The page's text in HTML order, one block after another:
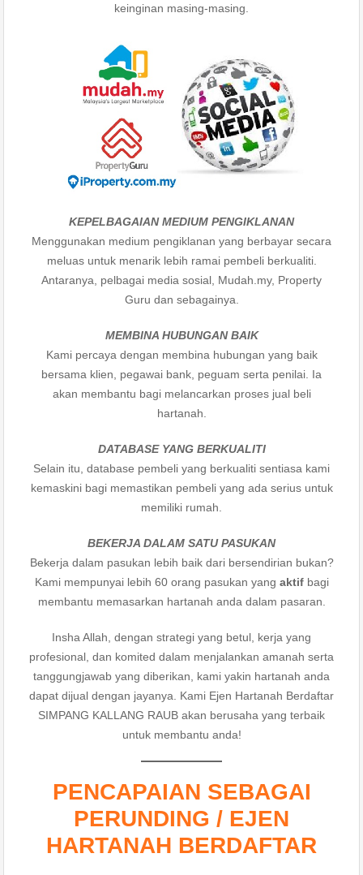
keinginan masing-masing.
KEPELBAGAIAN MEDIUM PENGIKLANAN
Menggunakan medium pengiklanan yang berbayar secara
meluas untuk menarik lebih ramai pembeli berkualiti.
Antaranya, pelbagai media sosial, Mudah.my, Property
Guru dan sebagainya.
MEMBINA HUBUNGAN BAIK
Kami percaya dengan membina hubungan yang baik
bersama klien, pegawai bank, peguam serta penilai. Ia
akan membantu bagi melancarkan proses jual beli
hartanah.
DATABASE YANG BERKUALITI
Selain itu, database pembeli yang berkualiti sentiasa kami
kemaskini bagi memastikan pembeli yang ada serius untuk
memiliki rumah.
BEKERJA DALAM SATU PASUKAN
Bekerja dalam pasukan lebih baik dari bersendirian bukan?
Kami mempunyai lebih 60 orang pasukan yang aktif bagi
membantu memasarkan hartanah anda dalam pasaran.
Insha Allah, dengan strategi yang betul, kerja yang
profesional, dan komited dalam menjalankan amanah serta
tanggungjawab yang diberikan, kami yakin hartanah anda
dapat dijual dengan jayanya. Kami Ejen Hartanah Berdaftar
SIMPANG KALLANG RAUB akan berusaha yang terbaik
untuk membantu anda!
PENCAPAIAN SEBAGAI
PERUNDING / EJEN
HARTANAH BERDAFTAR